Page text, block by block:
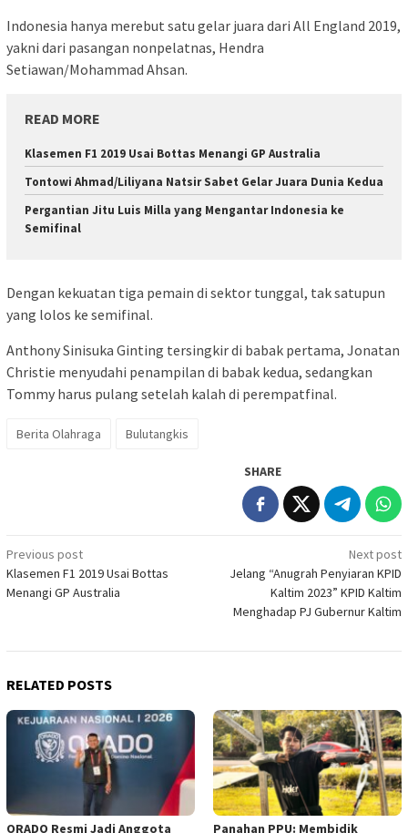
Indonesia hanya merebut satu gelar juara dari All England 2019,
yakni dari pasangan nonpelatnas, Hendra
Setiawan/Mohammad Ahsan.
READ MORE
Klasemen F1 2019 Usai Bottas Menangi GP Australia
Tontowi Ahmad/Liliyana Natsir Sabet Gelar Juara Dunia Kedua
Pergantian Jitu Luis Milla yang Mengantar Indonesia ke
Semifinal
Dengan kekuatan tiga pemain di sektor tunggal, tak satupun
yang lolos ke semifinal.
Anthony Sinisuka Ginting tersingkir di babak pertama, Jonatan
Christie menyudahi penampilan di babak kedua, sedangkan
Tommy harus pulang setelah kalah di perempatfinal.
Berita Olahraga Bulutangkis
SHARE
Post
navigation
Previous post
Klasemen F1 2019 Usai Bottas
Menangi GP Australia
Next post
Jelang “Anugrah Penyiaran KPID
Kaltim 2023” KPID Kaltim
Menghadap PJ Gubernur Kaltim
RELATED POSTS
ORADO Resmi Jadi Anggota Panahan PPU: Membidik